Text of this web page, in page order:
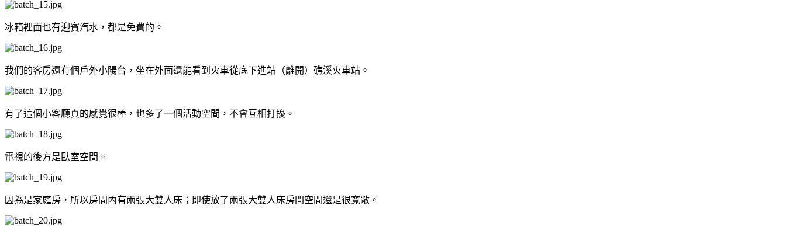
冰箱裡面也有迎賓汽水，都是免費的。
我們的客房還有個戶外小陽台，坐在外面還能看到火車從底下進站（離開）礁溪火車站。
有了這個小客廳真的感覺很棒，也多了一個活動空間，不會互相打擾。
電視的後方是臥室空間。
因為是家庭房，所以房間內有兩張大雙人床；即使放了兩張大雙人床房間空間還是很寬敞。